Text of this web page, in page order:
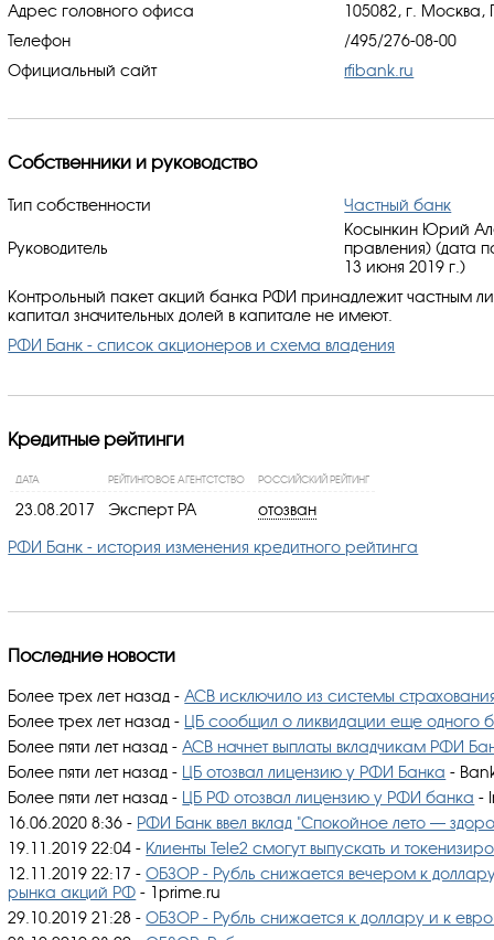
Адрес головного офиса
105082, г. Москва,
Телефон
/495/276-08-00
Официальный сайт
rfibank.ru
Собственники и руководство
Тип собственности Частный банк
Руководитель
Косынкин Юрий
правления) (дата
13 июня 2019 г.)
Контрольный пакет акций банка РФИ принадлежит частным
капитал значительных долей в капитале не имеют.
РФИ Банк - список акционеров и схема владения
Кредитные рейтинги
ДАТА РЕЙТИНГОВОЕ АГЕНТСТСТВО РОССИЙСКИЙ РЕЙТИНГ
23.08.2017 Эксперт РА
отозван
РФИ Банк - история изменения кредитного рейтинга
Последние новости
Более трех лет назад- АСВ исключило из системы
Более трех лет назад- ЦБ сообщил о ликвидации еще одного
Более пяти лет назад- АСВ начнет выплаты вкладчикам РФИ
Более пяти лет назад- ЦБ отозвал лицензию у РФИ Банка -
Более пяти лет назад- ЦБ РФ отозвал лицензию у РФИ банка -
16.06.2020 8:36- РФИ Банк ввел вклад "Спокойное лето —
19.11.2019 22:04- Клиенты Tele2 смогут выпускать и
12.11.2019 22:17- ОБЗОР - Рубль снижается вечером к
рынка акций РФ - 1prime.ru
29.10.2019 21:28- ОБЗОР - Рубль снижается к доллару и к